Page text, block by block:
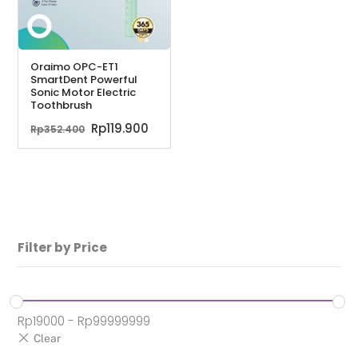
Oraimo OPC-ET1
SmartDent Powerful
Sonic Motor Electric
Toothbrush
Rp352.400 Harga
aslinya
Rp119.900
saat
Filter by Price
Rp19000 - Rp99999999